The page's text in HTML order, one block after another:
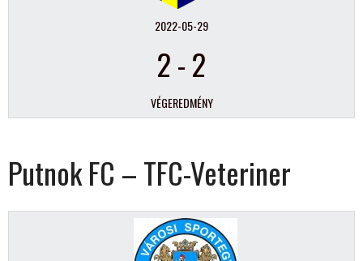
2022-05-29
2-2
VÉGEREDMÉNY
Putnok FC – TFC-Veteriner